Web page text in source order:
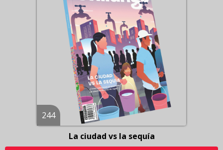
244
La ciudad vs la sequía